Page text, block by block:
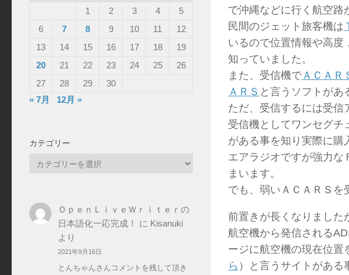
で沖縄などに行く航空路
民間のジェット旅客機は
いるので位置情報や高度
知っていました。
また、受信機で ＡＣＡＲ
ＡＲＳ と言うソフトがあ
ただ、受信するには受信
受信機としてワンセグチ
がある事を知り実際に購
エアラジオですが強力な
まいます。
でも、弱いＡＣＡＲＳを
前置きが長くなりました
航空機から発信される
ージに航空機の現在位置
ら ）と言うサイトがある
1
2 3 4
5
6
7 8 9 10 11
12
13
14 15 16 17 18
19
20
21 22 23 24 25
26
27
28 29
30
« 7月
12月 »
カテゴリー
リ
ー
ＯｐｅｎＬｉｖｅＷｒｉｔｅｒの
日本語化一応完成！
に Kisanuki
より
2021年9月16日
とんちゃんさんコメントを残して頂き